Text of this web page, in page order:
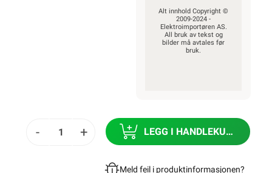
Alt innhold Copyright ©
2009-2024 -
Elektroimportøren AS.
All bruk av tekst og
bilder må avtales før
bruk.
- + LEGG I HANDLEKURV
Meld feil i produktinformasjonen?